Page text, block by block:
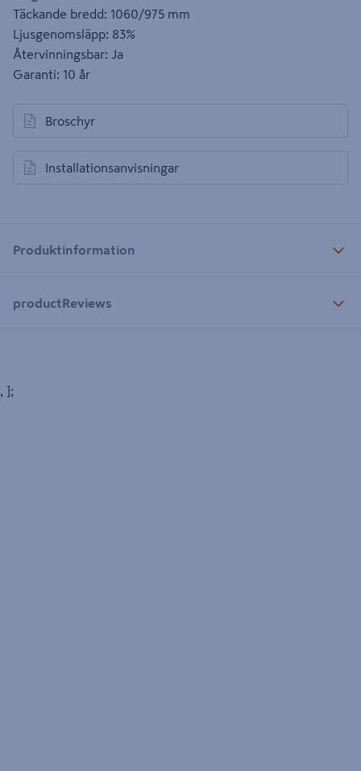
Täckande bredd: 1060/975 mm
Ljusgenomsläpp: 83%
Återvinningsbar: Ja
Garanti: 10 år
Broschyr
öppnas i en ny flik
Installationsanvisningar
öppnas i en ny flik
Produktinformation
productReviews
, ];